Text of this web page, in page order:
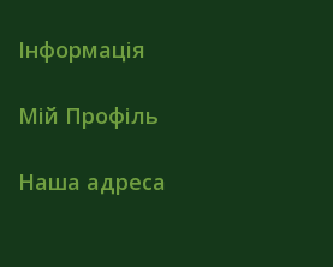
Інформація
Мій Профіль
Наша адреса